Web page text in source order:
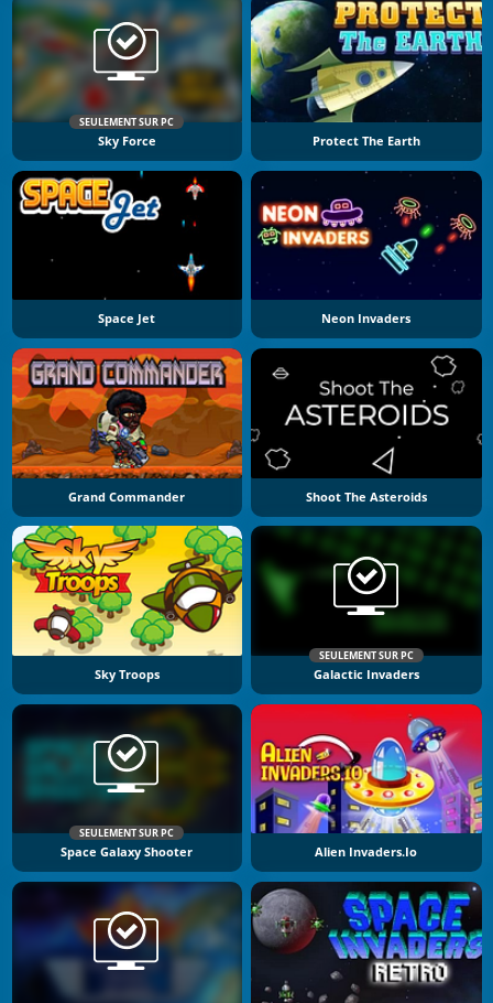
SEULEMENT SUR PC
Sky Force Protect The Earth
Space Jet Neon Invaders
Grand Commander Shoot The Asteroids
Sky Troops
SEULEMENT SUR PC
Galactic Invaders
SEULEMENT SUR PC
Space Galaxy Shooter Alien Invaders.io